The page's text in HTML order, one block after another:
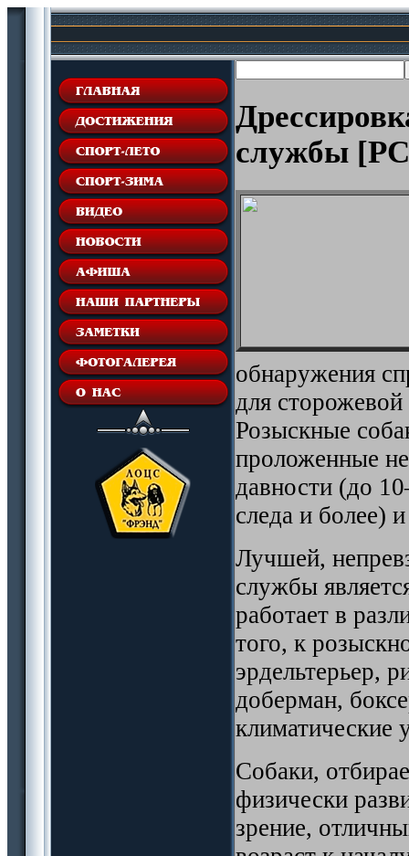
службы
обнаружения
для
Розыскные
проложенные
давности (до
следа и более)
Лучшей,
службы
работает в
того, к
эрдельтерьер,
доберман,
климатические
Собаки,
физически
зрение,